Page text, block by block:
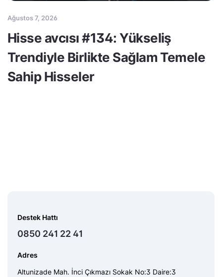
Ağustos 7, 2026
Hisse avcısı #134: Yükseliş
Trendiyle Birlikte Sağlam Temele
Sahip Hisseler
Destek Hattı
0850 241 22 41
Adres
Altunizade Mah. İnci Çıkmazı Sokak No:3 Daire:3